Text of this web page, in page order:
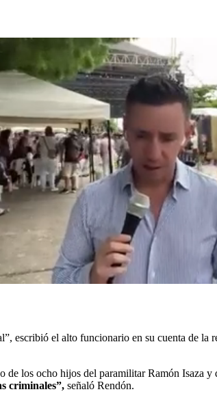
escribió el alto funcionario en su cuenta de
de los ocho hijos del paramilitar Ramón Isaza
criminales”, señaló Rendón.